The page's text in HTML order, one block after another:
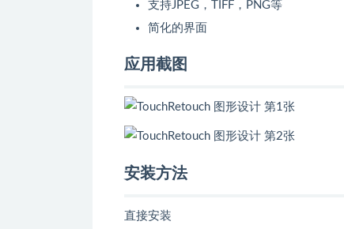
支持JPEG，TIFF，PNG等
简化的界面
应用截图
安装方法
直接安装